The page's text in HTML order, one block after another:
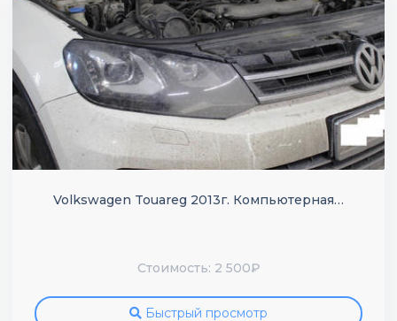
Volkswagen Touareg 2013г. Компьютерная…
Стоимость: 2 500₽
Быстрый просмотр